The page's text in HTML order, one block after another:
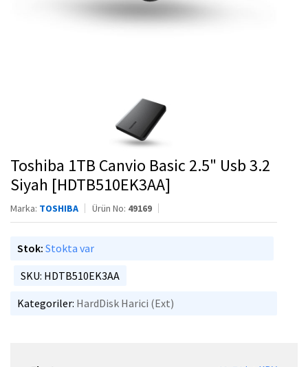
Toshiba 1TB Canvio Basic 2.5" Usb 3.2
Siyah [HDTB510EK3AA]
Marka: TOSHIBA Ürün No: 49169
Stok: Stokta var
SKU: HDTB510EK3AA
Kategoriler: HardDisk Harici (Ext)